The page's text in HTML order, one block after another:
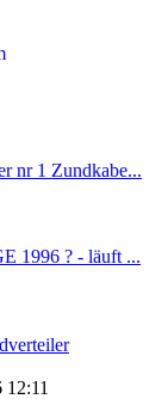
nr 1 Zundkabe...
1996 ? - läuft ...